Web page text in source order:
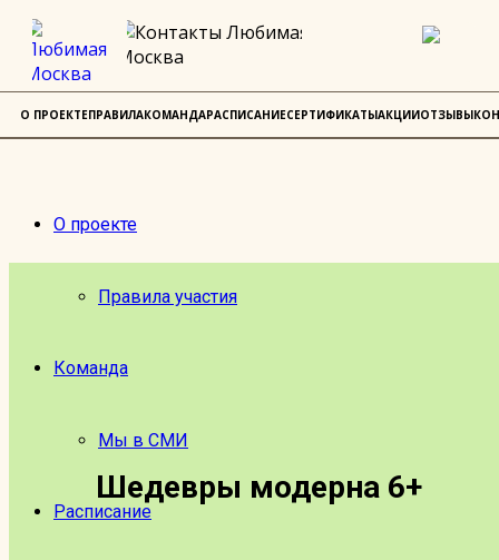
О проекте
Правила участия
Команда
Мы в СМИ
Расписание
Шедевры модерна 6+
О ПРОЕКТЕПРАВИЛАКОМАНДАРАСПИСАНИЕСЕРТИФИКАТЫАКЦИИОТЗЫВЫ